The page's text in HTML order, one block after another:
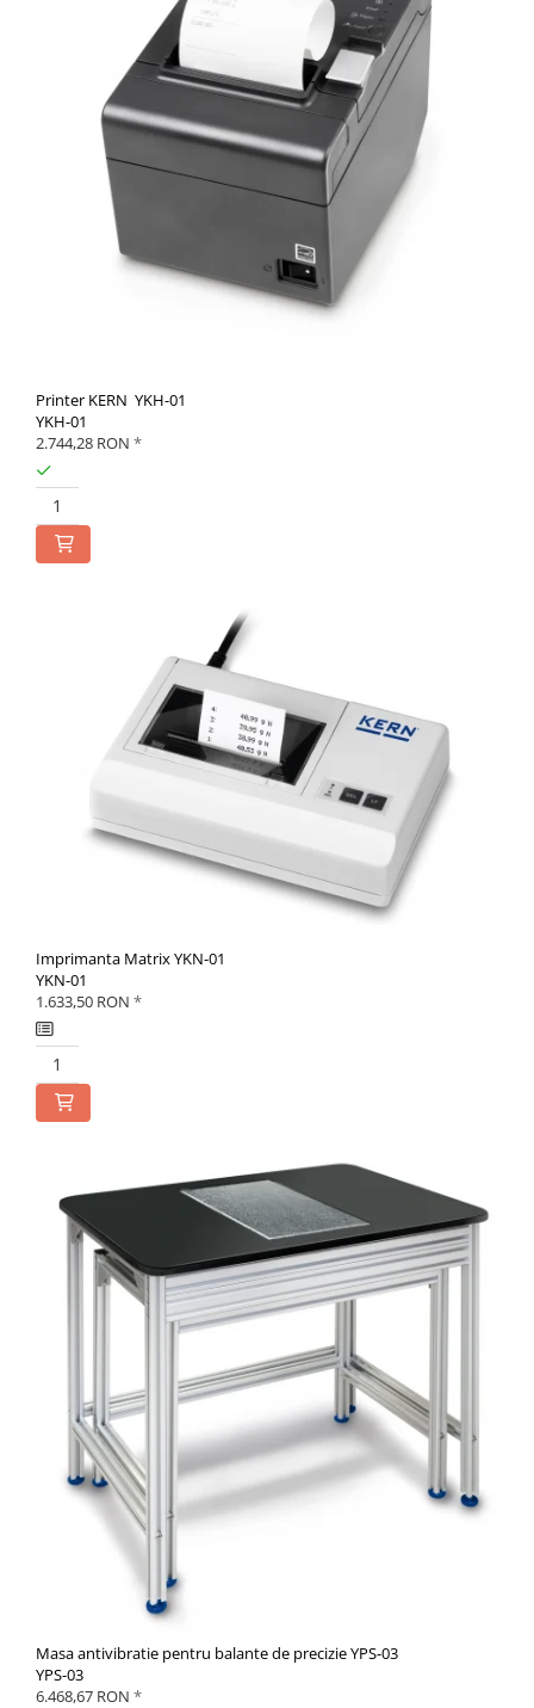
Printer KERN YKH-01
YKH-01
2.744,28 RON *
Imprimanta Matrix YKN-01
YKN-01
1.633,50 RON *
Masa antivibratie pentru balante de precizie YPS-03
YPS-03
6.468,67 RON *